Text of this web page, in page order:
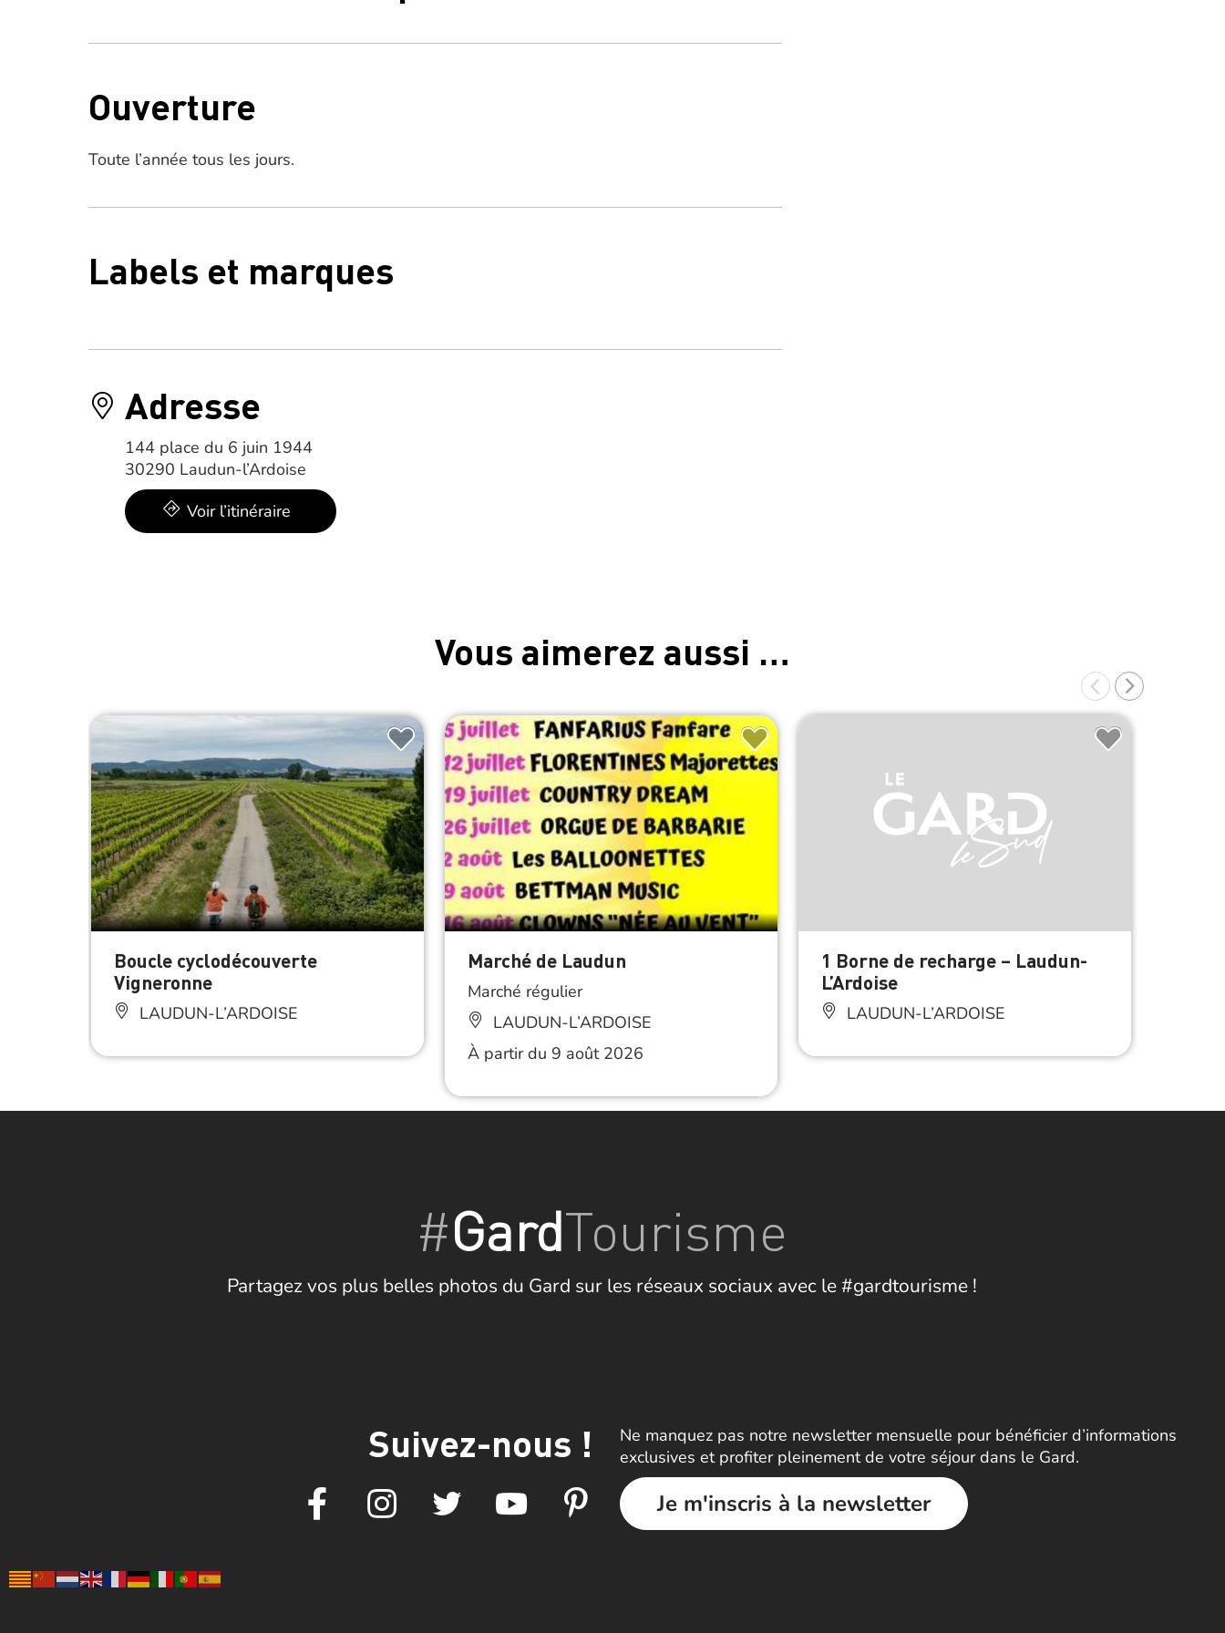
Ouverture
Toute l’année tous les jours.
Labels et marques
Adresse
144 place du 6 juin 1944
30290 Laudun-l’Ardoise
Voir l’itinéraire
Vous aimerez aussi …
Boucle cyclodécouverte
Vigneronne
LAUDUN-L’ARDOISE
Marché de Laudun
Marché régulier
LAUDUN-L’ARDOISE
À partir du 9 août 2026
1 Borne de recharge – Laudun-
L’Ardoise
LAUDUN-L’ARDOISE
#GardTourisme
Partagez vos plus belles photos du Gard sur les réseaux sociaux avec le #gardtourisme !
Suivez-nous !
Ne manquez pas notre newsletter mensuelle pour bénéficier d’informations
exclusives et profiter pleinement de votre séjour dans le Gard.
Je m'inscris à la newsletter